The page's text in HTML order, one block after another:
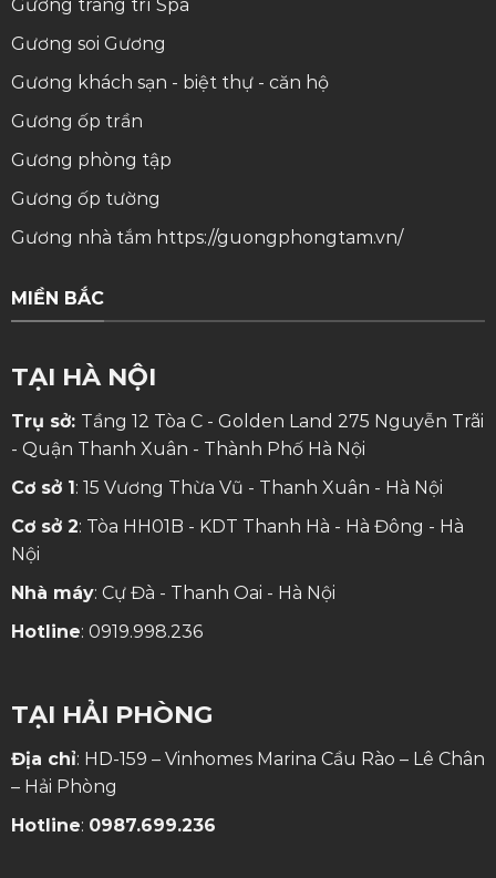
Gương trang trí Spa
Gương soi Gương
Gương khách sạn - biệt thự - căn hộ
Gương ốp trần
Gương phòng tập
Gương ốp tường
Gương nhà tắm https://guongphongtam.vn/
MIỀN BẮC
TẠI HÀ NỘI
Trụ sở: Tầng 12 Tòa C - Golden Land 275 Nguyễn Trãi
- Quận Thanh Xuân - Thành Phố Hà Nội
Cơ sở 1 : 15 Vương Thừa Vũ - Thanh Xuân - Hà Nội
Cơ sở 2: Tòa HH01B - KDT Thanh Hà - Hà Đông - Hà
Nội
Nhà máy: Cự Đà - Thanh Oai - Hà Nội
Hotline: 0919.998.236
TẠI HẢI PHÒNG
Địa chỉ: HD-159 – Vinhomes Marina Cầu Rào – Lê Chân
– Hải Phòng
Hotline: 0987.699.236